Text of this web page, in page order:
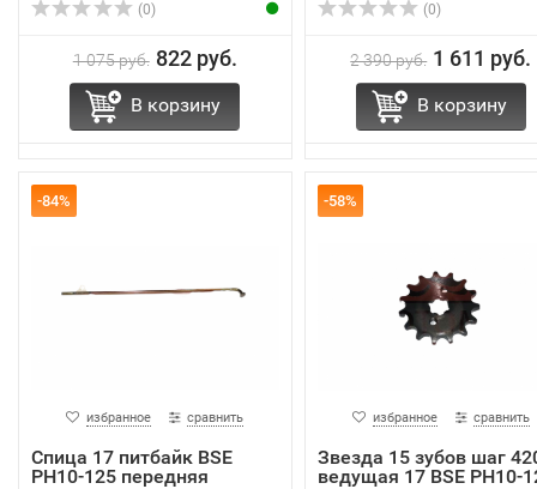
(0)
1 075 руб. 822 руб.
В корзину
(0)
2 390 руб. 1 611 руб.
В корзину
-84%
избранное сравнить
Спица 17 питбайк BSE
PH10-125 передняя
-58%
избранное сравнить
Звезда 15 зубов шаг
ведущая 17 BSE PH10-